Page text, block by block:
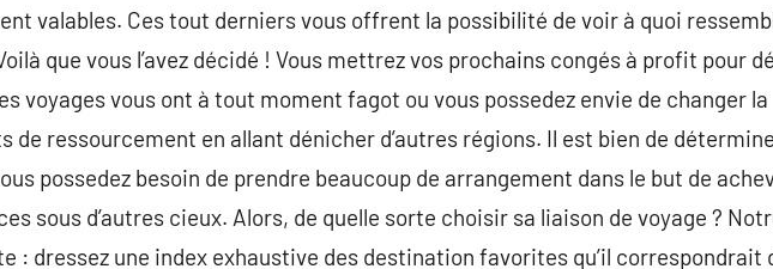
valables. Ces tout derniers vous offrent la possibilité de voir à quoi
que vous l’avez décidé ! Vous mettrez vos prochains congés à profit pour
voyages vous ont à tout moment fagot ou vous possedez envie de changer la
de ressourcement en allant dénicher d’autres régions. Il est bien de
possedez besoin de prendre beaucoup de arrangement dans le but de
sous d’autres cieux. Alors, de quelle sorte choisir sa liaison de voyage ?
: dressez une index exhaustive des destination favorites qu’il correspondrait